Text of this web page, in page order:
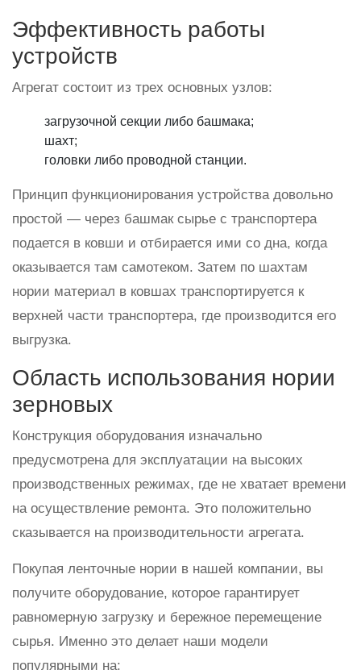
Эффективность работы
устройств
Агрегат состоит из трех основных узлов:
загрузочной секции либо башмака;
шахт;
головки либо проводной станции.
Принцип функционирования устройства довольно
простой — через башмак сырье с транспортера
подается в ковши и отбирается ими со дна, когда
оказывается там самотеком. Затем по шахтам
нории материал в ковшах транспортируется к
верхней части транспортера, где производится его
выгрузка.
Область использования нории
зерновых
Конструкция оборудования изначально
предусмотрена для эксплуатации на высоких
производственных режимах, где не хватает времени
на осуществление ремонта. Это положительно
сказывается на производительности агрегата.
Покупая ленточные нории в нашей компании, вы
получите оборудование, которое гарантирует
равномерную загрузку и бережное перемещение
сырья. Именно это делает наши модели
популярными на: